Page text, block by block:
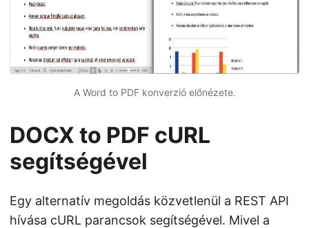
A Word to PDF konverzió előnézete.
DOCX to PDF cURL
segítségével
Egy alternatív megoldás közvetlenül a REST API
hívása cURL parancsok segítségével. Mivel a